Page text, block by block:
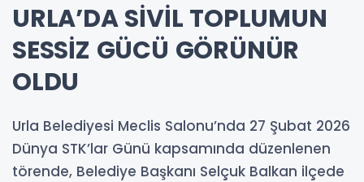
URLA’DA SİVİL TOPLUMUN
SESSİZ GÜCÜ GÖRÜNÜR
OLDU
Urla Belediyesi Meclis Salonu’nda 27 Şubat 2026
Dünya STK’lar Günü kapsamında düzenlenen
törende, Belediye Başkanı Selçuk Balkan ilçede